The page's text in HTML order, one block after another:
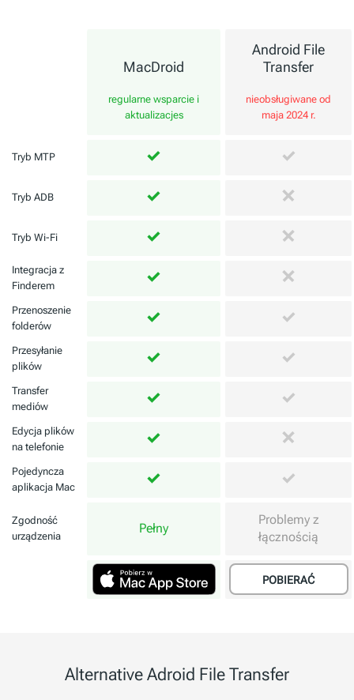
MacDroid
regularne wsparcie i
aktualizacjes
Android File
Transfer
nieobsługiwane od
maja 2024 r.
Tryb MTP
Tryb ADB
Tryb Wi-Fi
Integracja z
Finderem
Przenoszenie
folderów
Przesyłanie
plików
Transfer
mediów
Edycja plików
na telefonie
Pojedyncza
aplikacja Mac
Zgodność
urządzenia
Pełny
Problemy z
łącznością
POBIERAĆ
Alternative Adroid File Transfer